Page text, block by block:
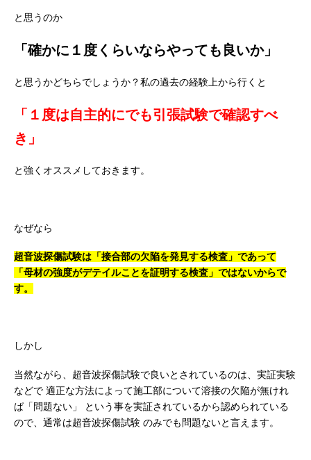
と思うのか
「確かに１度くらいならやっても良いか」
と思うかどちらでしょうか？私の過去の経験上から行くと
「１度は自主的にでも引張試験で確認すべ
き」
と強くオススメしておきます。
なぜなら
超音波探傷試験は「接合部の欠陥を発見する検査」であって
「母材の強度がデテイルことを証明する検査」ではないからで
す。
しかし
当然ながら、超音波探傷試験で良いとされているのは、実証実験
などで 適正な方法によって施工部について溶接の欠陥が無けれ
ば「問題ない」
という事を実証されているから認められている
ので、通常は超音波探傷試験 のみでも問題ないと言えます。